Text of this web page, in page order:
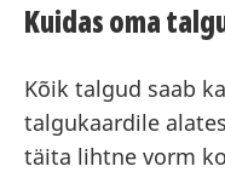
Kuidas oma
Kõik talgud saab
talgukaardile
täita lihtne vorm